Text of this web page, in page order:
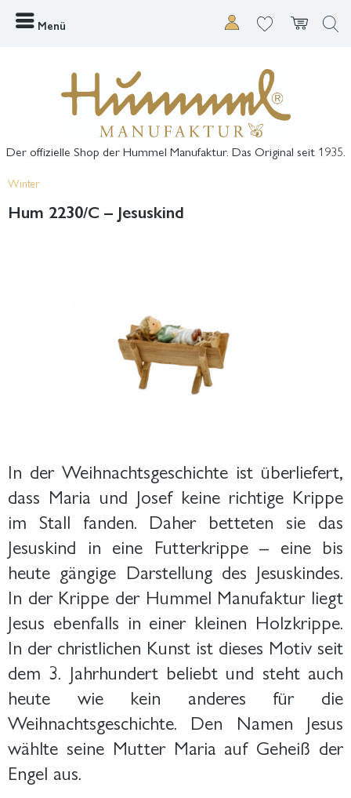
Menü
Der offizielle Shop der Hummel Manufaktur. Das Original seit 1935.
Winter
Hum 2230/C – Jesuskind
In der Weihnachtsgeschichte ist überliefert,
dass Maria und Josef keine richtige Krippe
im Stall fanden. Daher betteten sie das
Jesuskind in eine Futterkrippe – eine bis
heute gängige Darstellung des Jesuskindes.
In der Krippe der Hummel Manufaktur liegt
Jesus ebenfalls in einer kleinen Holzkrippe.
In der christlichen Kunst ist dieses Motiv seit
dem 3. Jahrhundert beliebt und steht auch
heute wie kein anderes für die
Weihnachtsgeschichte. Den Namen Jesus
wählte seine Mutter Maria auf Geheiß der
Engel aus.